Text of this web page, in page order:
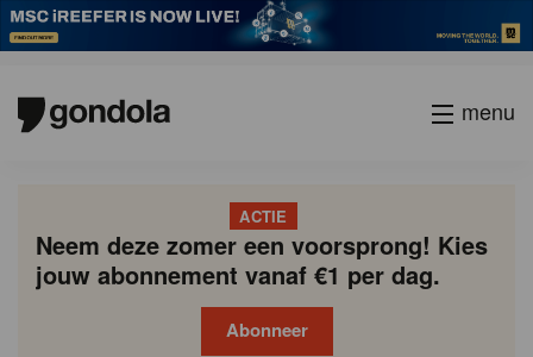
menu
ACTIE
Neem deze zomer een voorsprong! Kies
jouw abonnement vanaf €1 per dag.
Abonneer